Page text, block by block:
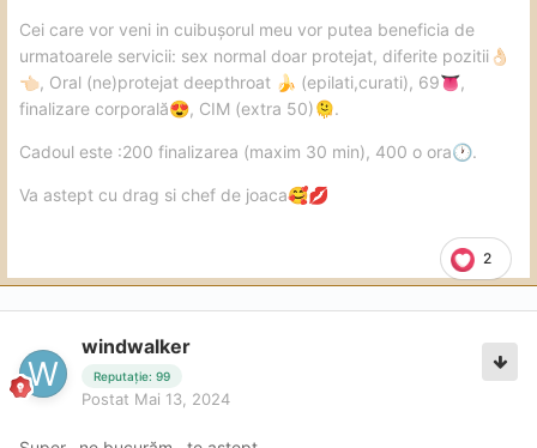
2
Cei care vor veni in cuibușorul meu vor putea beneficia de
urmatoarele servicii: sex normal doar protejat, diferite pozitii👌🏻
👈🏻, Oral (ne)protejat deepthroat 🍌 (epilati,curati), 69👅,
finalizare corporală😍, CIM (extra 50)🫠.
Cadoul este :200 finalizarea (maxim 30 min), 400 o ora🕐.
Va astept cu drag si chef de joaca🥰💋
windwalker
Reputație: 99
Postat Mai 13, 2024